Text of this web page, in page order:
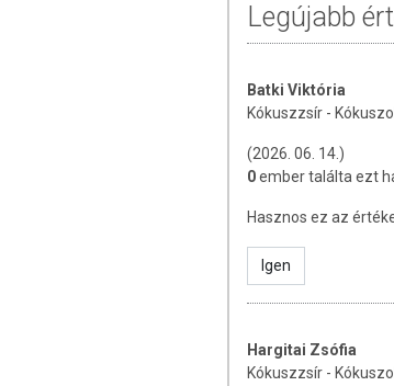
az izomfeszültség és
kókuszolaj (tr
TOVÁBBI
Forgalmazó:
A termék nem
gyógyít betegségeket!
konzultálja
Legújabb
Batki Viktória
Kókuszzsír -
(2026. 06. 14.)
0ember találta ezt
Hasznos ez az
Igen
Hargitai Zsófia
Kókuszzsír -